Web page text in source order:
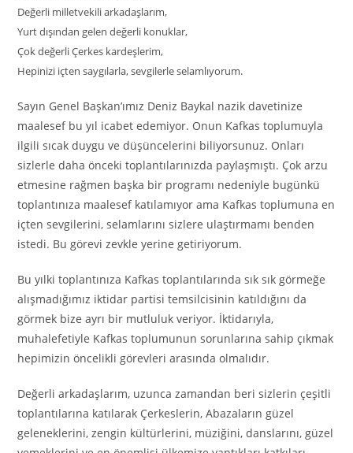
Değerli milletvekili arkadaşlarım,
Yurt dışından gelen değerli konuklar,
Çok değerli Çerkes kardeşlerim,
Hepinizi içten saygılarla, sevgilerle selamlıyorum.
Sayın Genel Başkan’ımız Deniz Baykal nazik davetinize
maalesef bu yıl icabet edemiyor. Onun Kafkas toplumuyla
ilgili sıcak duygu ve düşüncelerini biliyorsunuz. Onları
sizlerle daha önceki toplantılarınızda paylaşmıştı. Çok arzu
etmesine rağmen başka bir programı nedeniyle bugünkü
toplantınıza maalesef katılamıyor ama Kafkas toplumuna en
içten sevgilerini, selamlarını sizlere ulaştırmamı benden
istedi. Bu görevi zevkle yerine getiriyorum.
Bu yılki toplantınıza Kafkas toplantılarında sık sık görmeğe
alışmadığımız iktidar partisi temsilcisinin katıldığını da
görmek bize ayrı bir mutluluk veriyor. İktidarıyla,
muhalefetiyle Kafkas toplumunun sorunlarına sahip çıkmak
hepimizin öncelikli görevleri arasında olmalıdır.
Değerli arkadaşlarım, uzunca zamandan beri sizlerin çeşitli
toplantılarına katılarak Çerkeslerin, Abazaların güzel
geleneklerini, zengin kültürlerini, müziğini, danslarını, güzel